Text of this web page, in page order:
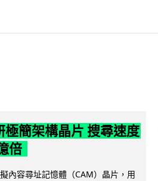
極簡架構晶片 搜尋速度
倍
內容尋址記憶體（CAM）晶片，用